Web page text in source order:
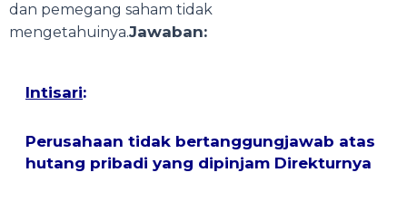
dan pemegang saham tidak
mengetahuinya.Jawaban:
Intisari:
Perusahaan tidak bertanggungjawab atas
hutang pribadi yang dipinjam Direkturnya